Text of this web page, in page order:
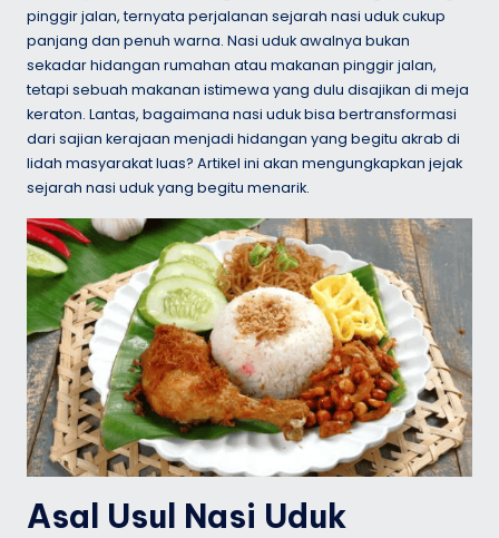
pinggir jalan, ternyata perjalanan sejarah nasi uduk cukup
panjang dan penuh warna. Nasi uduk awalnya bukan
sekadar hidangan rumahan atau makanan pinggir jalan,
tetapi sebuah makanan istimewa yang dulu disajikan di meja
keraton. Lantas, bagaimana nasi uduk bisa bertransformasi
dari sajian kerajaan menjadi hidangan yang begitu akrab di
lidah masyarakat luas? Artikel ini akan mengungkapkan jejak
sejarah nasi uduk yang begitu menarik.
Asal Usul Nasi Uduk